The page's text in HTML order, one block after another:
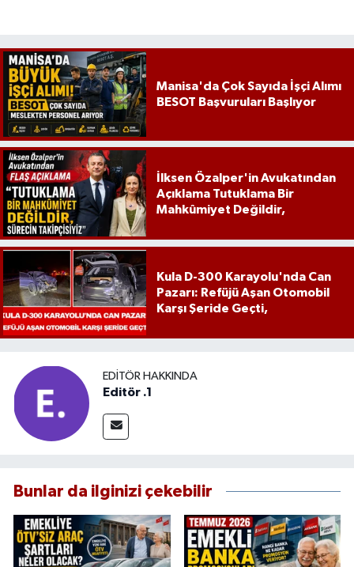
Manisa'da Çok Sayıda İşçi Alımı
BESOT Başvuruları Başlıyor
İlksen Özalper'in Avukatından
Açıklama Tutuklama Bir
Mahkûmiyet Değildir,
Kula D-300 Karayolu'nda Can
Pazarı: Refüjü Aşan Otomobil
Karşı Şeride Geçti,
EDITÖR HAKKINDA
Editör .1
Bunlar da ilginizi çekebilir